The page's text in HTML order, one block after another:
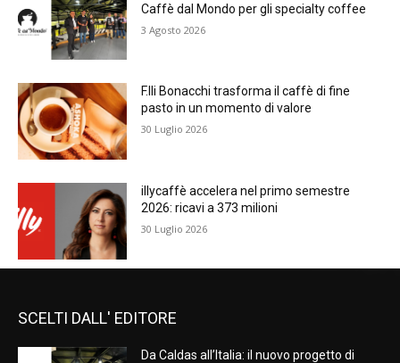
Caffè dal Mondo per gli specialty coffee
3 Agosto 2026
F.lli Bonacchi trasforma il caffè di fine
pasto in un momento di valore
30 Luglio 2026
illycaffè accelera nel primo semestre
2026: ricavi a 373 milioni
30 Luglio 2026
SCELTI DALL' EDITORE
Da Caldas all’Italia: il nuovo progetto di